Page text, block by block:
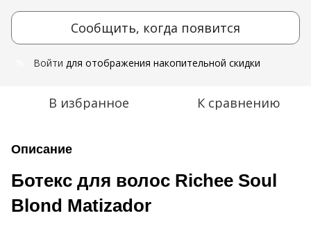
Сообщить, когда появится
Войти для отображения накопительной скидки
В избранное К сравнению
Описание
Ботекс для волос Richee Soul
Blond Matizador